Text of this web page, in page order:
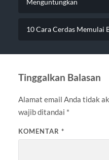
Menguntungkan
10 Cara Cerdas Memulai
Tinggalkan Balasan
Alamat email Anda tidak
wajib ditandai *
KOMENTAR *